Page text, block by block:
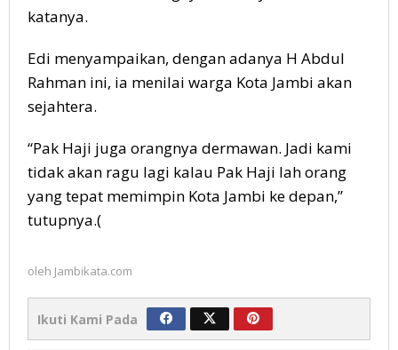
katanya.
Edi menyampaikan, dengan adanya H Abdul
Rahman ini, ia menilai warga Kota Jambi akan
sejahtera.
“Pak Haji juga orangnya dermawan. Jadi kami
tidak akan ragu lagi kalau Pak Haji lah orang
yang tepat memimpin Kota Jambi ke depan,”
tutupnya.(
oleh Jambikata.com
Ikuti Kami Pada